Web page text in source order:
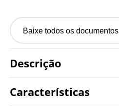
Baixe todos os documentos
Descrição
Características